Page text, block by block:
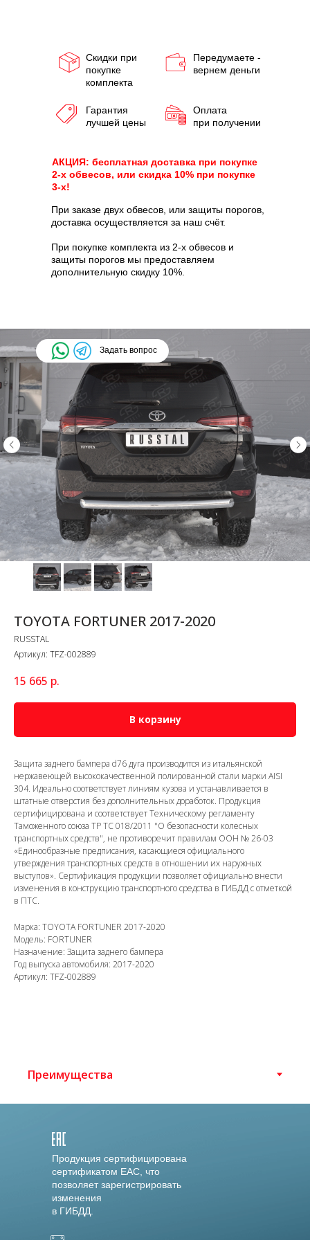
Скидки при
покупке
комплекта
Передумаете -
вернем деньги
Гарантия
лучшей цены
Оплата
при получении
АКЦИЯ: бесплатная доставка при покупке
2-х обвесов, или скидка 10% при покупке
3-х!
При заказе двух обвесов, или защиты порогов,
доставка осуществляется за наш счёт.
При покупке комплекта из 2-х обвесов и
защиты порогов мы предоставляем
дополнительную скидку 10%.
Задать вопрос
TOYOTA FORTUNER 2017-2020
RUSSTAL
Артикул: TFZ-002889
15 665 р.
В корзину
Защита заднего бампера d76 дуга производится из итальянской
нержавеющей высококачественной полированной стали марки AISI
304. Идеально соответствует линиям кузова и устанавливается в
штатные отверстия без дополнительных доработок. Продукция
сертифицирована и соответствует Техническому регламенту
Таможенного союза ТР ТС 018/2011 "О безопасности колесных
транспортных средств", не противоречит правилам ООН № 26-03
«Единообразные предписания, касающиеся официального
утверждения транспортных средств в отношении их наружных
выступов». Сертификация продукции позволяет официально внести
изменения в конструкцию транспортного средства в ГИБДД с отметкой
в ПТС.
Марка: TOYOTA FORTUNER 2017-2020
Модель: FORTUNER
Назначение: Защита заднего бампера
Год выпуска автомобиля: 2017-2020
Артикул: TFZ-002889
Продукция сертифицирована
сертификатом EAC, что
позволяет зарегистрировать
изменения
в ГИБДД.